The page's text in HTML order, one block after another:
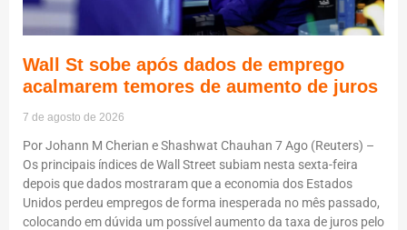
Wall St sobe após dados de emprego
acalmarem temores de aumento de juros
7 de agosto de 2026
Por Johann M Cherian e Shashwat Chauhan 7 Ago (Reuters) –
Os principais índices de Wall Street subiam nesta sexta-feira
depois que dados mostraram que a economia dos Estados
Unidos perdeu empregos de forma inesperada no mês passado,
colocando em dúvida um possível aumento da taxa de juros pelo